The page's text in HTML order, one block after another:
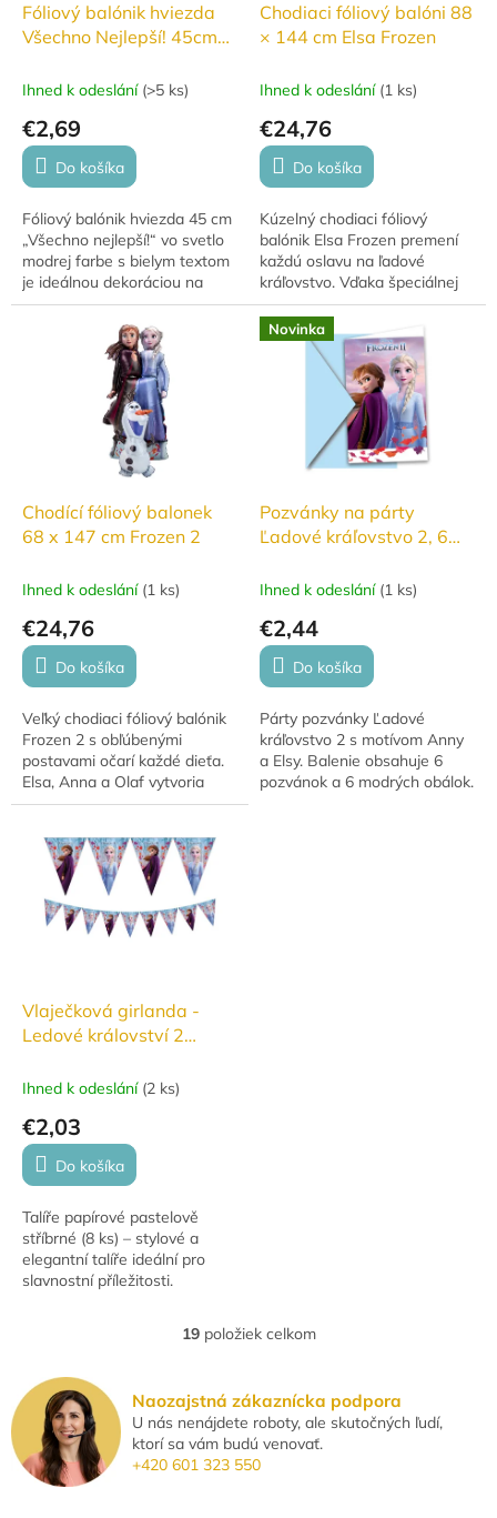
Fóliový balónik hviezda
Všechno Nejlepší! 45cm
Ihned k odeslání (>5 ks)
€2,69
Do košíka
Fóliový balónik hviezda 45 cm
„Všechno nejlepší!“ vo svetlo
modrej farbe s bielym textom
je ideálnou dekoráciou na
narodeniny, sviatky a
slávnostné príležitosti. Jemný
Chodiaci fóliový balóni 88
× 144 cm Elsa Frozen
Ihned k odeslání (1 ks)
€24,76
Do košíka
Kúzelný chodiaci fóliový
balónik Elsa Frozen premení
každú oslavu na ľadové
kráľovstvo. Vďaka špeciálnej
konštrukcii sa jemne pohybuje
a pôsobí ako živá postava.
Ideálna voľba...
Chodící fóliový balonek
68 x 147 cm Frozen 2
Ihned k odeslání (1 ks)
€24,76
Do košíka
Veľký chodiaci fóliový balónik
Frozen 2 s obľúbenými
postavami očarí každé dieťa.
Elsa, Anna a Olaf vytvoria
kúzelnú atmosféru na každej
stabilne...
Novinka
Pozvánky na párty
Ľadové kráľovstvo 2, 6
Ihned k odeslání (1 ks)
€2,44
Do košíka
Párty pozvánky Ľadové
kráľovstvo 2 s motívom Anny
a Elsy. Balenie obsahuje 6
pozvánok a 6 modrých obálok.
Vlaječková girlanda -
Ledové království 2
Ihned k odeslání (2 ks)
€2,03
Do košíka
Talíře papírové pastelově
stříbrné (8 ks) – stylové a
elegantní talíře ideální pro
slavnostní příležitosti.
O
á
d
a
c
19položiek celkom
Naozajstná zákaznícka podpora
U nás nenájdete roboty, ale skutočných ľudí,
ktorí sa vám budú venovať.
+420 601 323 550